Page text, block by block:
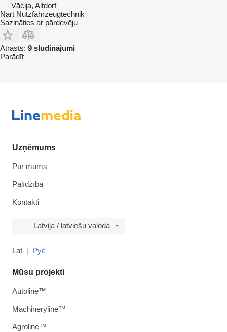
Vācija, Altdorf
Nart Nutzfahrzeugtechnik
Sazināties ar pārdevēju
Atrasts: 9 sludinājumi
Parādīt
Uzņēmums
Par mums
Palīdzība
Kontakti
Latvija / latviešu valoda
Lat Рус
Mūsu projekti
Autoline™
Machineryline™
Agroline™